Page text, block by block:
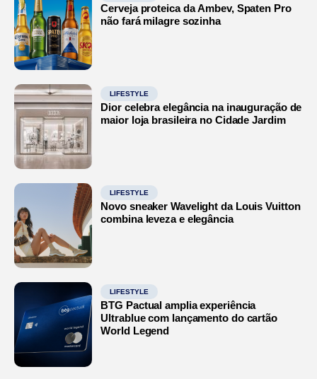
Cerveja proteica da Ambev, Spaten Pro
não fará milagre sozinha
LIFESTYLE
Dior celebra elegância na inauguração de
maior loja brasileira no Cidade Jardim
LIFESTYLE
Novo sneaker Wavelight da Louis Vuitton
combina leveza e elegância
LIFESTYLE
BTG Pactual amplia experiência
Ultrablue com lançamento do cartão
World Legend